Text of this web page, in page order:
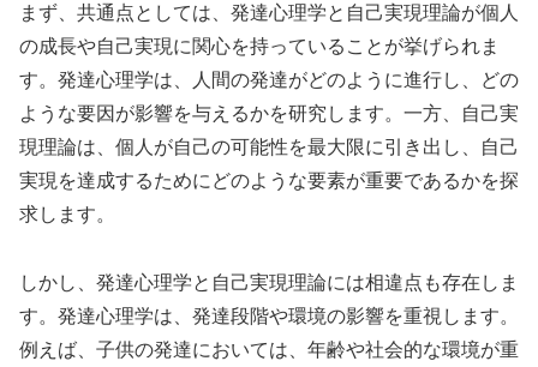
まず、共通点としては、発達心理学と自己実現理論が個人
の成長や自己実現に関心を持っていることが挙げられま
す。発達心理学は、人間の発達がどのように進行し、どの
ような要因が影響を与えるかを研究します。一方、自己実
現理論は、個人が自己の可能性を最大限に引き出し、自己
実現を達成するためにどのような要素が重要であるかを探
求します。
しかし、発達心理学と自己実現理論には相違点も存在しま
す。発達心理学は、発達段階や環境の影響を重視します。
例えば、子供の発達においては、年齢や社会的な環境が重